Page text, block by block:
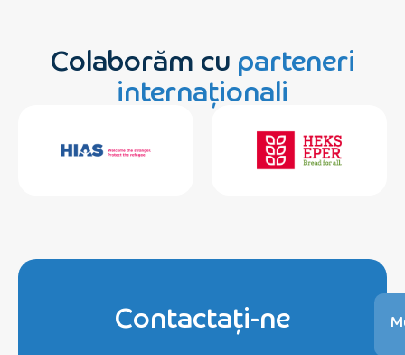
Colaborăm cuparteneri
internaționali
Contactați-ne